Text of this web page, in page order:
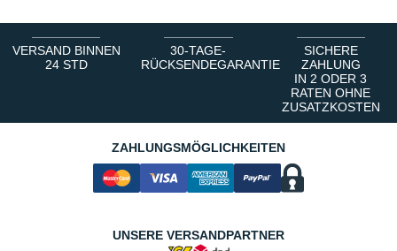
VERSAND BINNEN
24 STD
30-TAGE-
RÜCKSENDEGARANTIE
SICHERE
ZAHLUNG
IN 2 ODER 3
RATEN OHNE
ZUSATZKOSTEN
ZAHLUNGSMÖGLICHKEITEN
UNSERE VERSANDPARTNER